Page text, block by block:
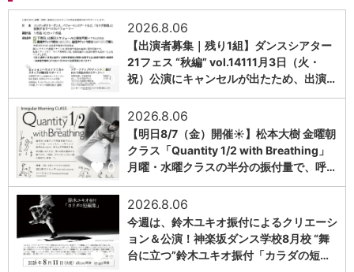
0
2026.8.06
【出演者募集｜残り1組】ダンスシアター
21フェス “秋編” vol.14111月3日（火・
祝）公演にキャンセルが出たため、出演…
0
2026.8.06
【明日8/7（金）開催☀️】松本大樹 金曜朝
クラス「Quantity 1/2 with Breathing」
月曜・水曜クラスの半分の振付量で、呼…
0
2026.8.06
今週は、鈴木ユキオ振付によるクリエーシ
ョン＆公演！神楽坂ダンス学校8月校 “舞
台に立つ”鈴木ユキオ振付「カラダの短…